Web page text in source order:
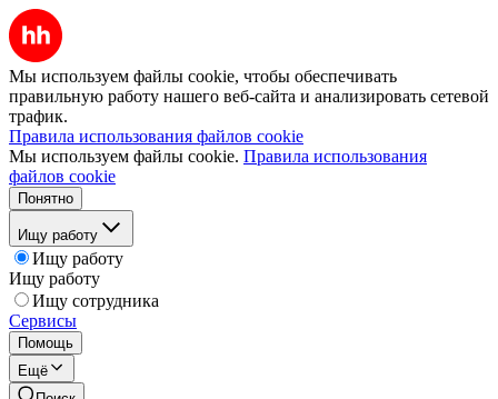
Мы используем файлы cookie, чтобы обеспечивать
правильную работу нашего веб-сайта и анализировать сетевой
трафик.
Правила использования файлов cookie
Мы используем файлы cookie. Правила использования
файлов cookie
Понятно
Ищу работу
Ищу работу
Ищу работу
Ищу сотрудника
Сервисы
Помощь
Ещё